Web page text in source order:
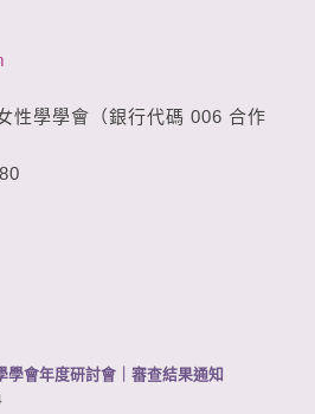
性學學會（銀行代碼 006 合作
學會年度研討會｜審查結果通知